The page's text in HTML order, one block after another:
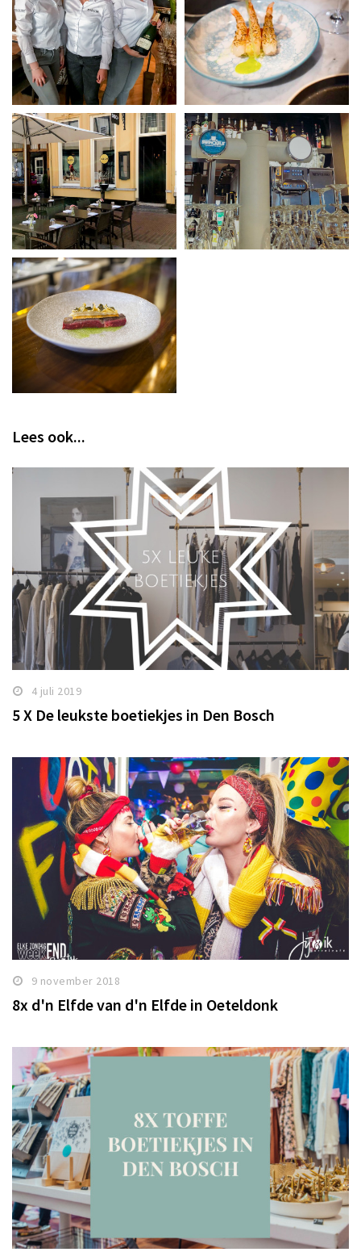
Lees ook...
4 juli 2019
5 X De leukste boetiekjes in Den Bosch
9 november 2018
8x d'n Elfde van d'n Elfde in Oeteldonk